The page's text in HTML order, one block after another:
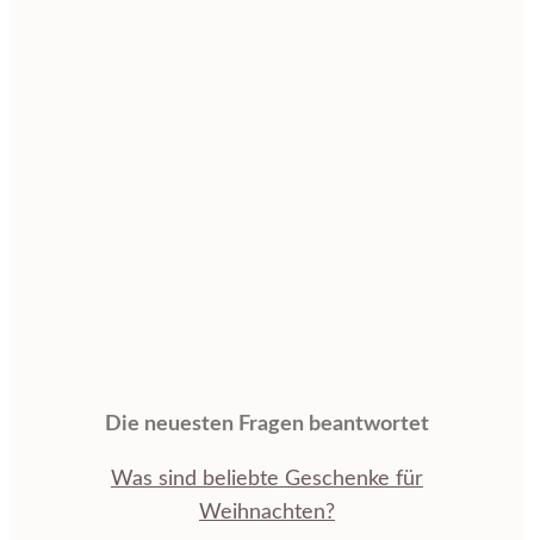
Die neuesten Fragen beantwortet
Was sind beliebte Geschenke für
Weihnachten?